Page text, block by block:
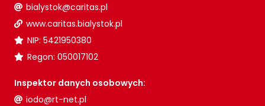
bialystok@caritas.pl
www.caritas.bialystok.pl
NIP: 5421950380
Regon: 050017102
Inspektor danych osobowych:
iodo@rt-net.pl